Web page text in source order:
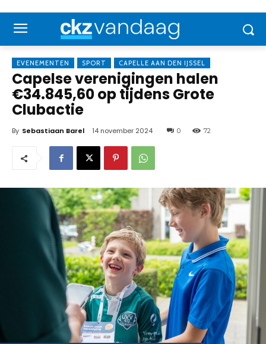
EVENEMENTEN SPORT CAPELLE AAN DEN IJSSEL
Capelse verenigingen halen
€34.845,60 op tijdens Grote
Clubactie
By Sebastiaan Barel 14 november 2024 0 72